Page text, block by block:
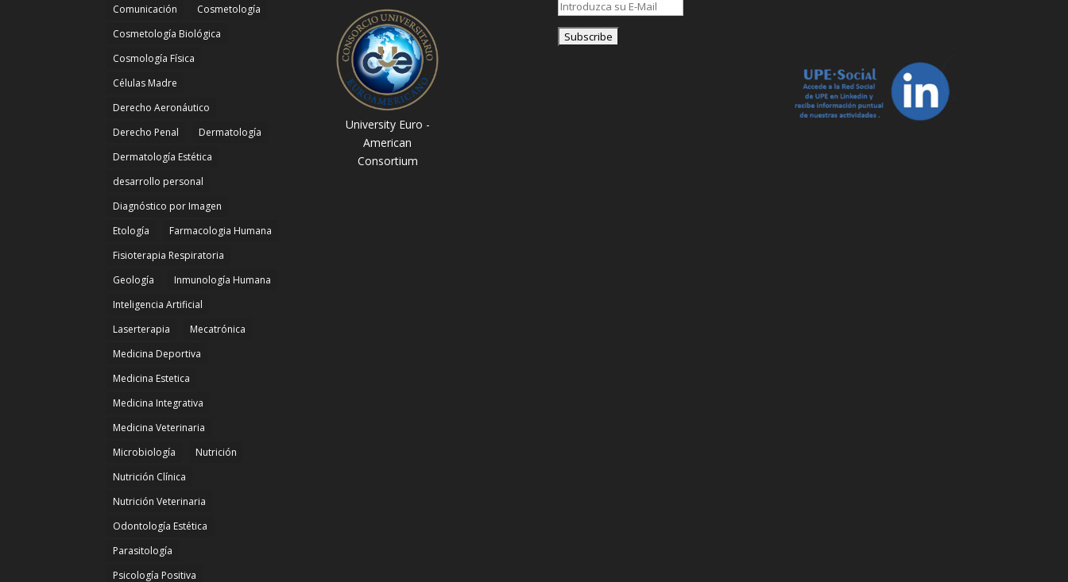
Comunicación
Cosmetología
Cosmetología Biológica
Cosmología Física
Células Madre
Derecho Aeronáutico
Derecho Penal
Dermatología
Dermatología Estética
desarrollo personal
Diagnóstico por Imagen
Etología
Farmacologia Humana
Fisioterapia Respiratoria
Geología
Inmunología Humana
Inteligencia Artificial
Laserterapia
Mecatrónica
Medicina Deportiva
Medicina Estetica
Medicina Integrativa
Medicina Veterinaria
Microbiología
Nutrición
Nutrición Clínica
Nutrición Veterinaria
Odontología Estética
Parasitología
Psicología Positiva
University Euro -
American
Consortium